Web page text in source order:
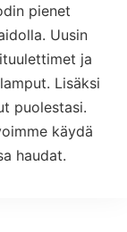
pienet
Uusin
ja
Lisäksi
puolestasi.
käydä
haudat.